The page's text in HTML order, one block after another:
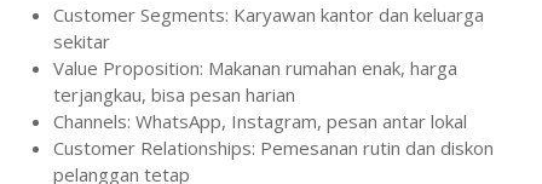
Customer Segments: Karyawan kantor dan keluarga
sekitar
Value Proposition: Makanan rumahan enak, harga
terjangkau, bisa pesan harian
Channels: WhatsApp, Instagram, pesan antar lokal
Customer Relationships: Pemesanan rutin dan diskon
pelanggan tetap